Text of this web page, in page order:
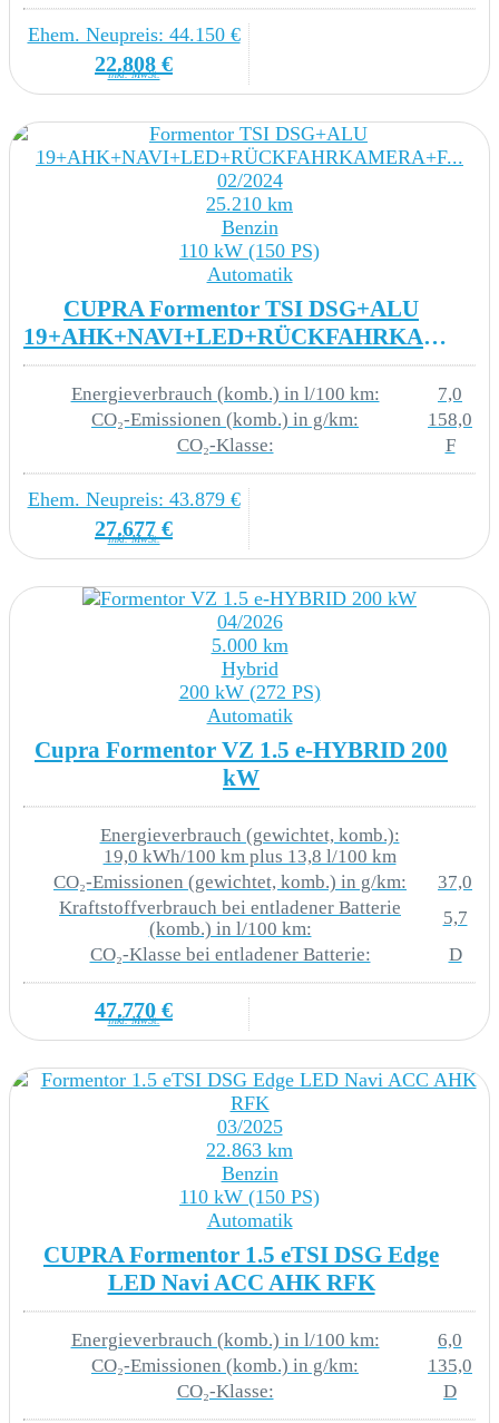
6-Gang-Automatikgetriebe A6
Abgaskonzept - WLTP3 M1 - N1-I//EU6EB
Dynamiklenkung
Dämpfung hinten
Hybrid-Antriebssystem PHEV
Intelligent Drive DQ (Automatikgetriebe)
Stabilisator hinten
Stabilisator vorn
Vier-Lenkerachse
Adaptive Fahrwerksregelung mit
kontinuierlicher Bedienung
E-Motor (Hybrid) Systemleistung 150KW
Aggr.0EC.A / 0EK.A
Einbau Differenzierung für GetriebeDQ400
Verbau der Startbatterie hinten - ohne zweite
Batterie
AUDIO & KOMMUNIKATION
Extern - USB Typ-C Datenbuchse(n) und
Navigationssystem
Digitaler Radioempfang
Komforttelefonie: Wireless Charging (fast
charge) ohne Aussenantennenanbindung
Lautsprecher - vorn und hinten
Navigationssystem (Baseline)
Optionsinfotainment (MIB3 MP) Ausf.2
Privater Notruf
Ehem. Neupreis: 44.150 €
22.808 €
inkl. MwSt.
02/2024
25.210 km
Benzin
110 kW (150 PS)
Automatik
CUPRA Formentor TSI DSG+ALU
19+AHK+NAVI+LED+RÜCKFAHRKAMERA+F...
Energieverbrauch (komb.) in l/100 km:
7,0
CO₂-Emissionen (komb.) in g/km:
158,0
CO₂-Klasse:
F
Ehem. Neupreis: 43.879 €
27.677 €
inkl. MwSt.
04/2026
5.000 km
Hybrid
200 kW (272 PS)
Automatik
Cupra Formentor VZ 1.5 e-HYBRID 200
kW
Energieverbrauch (gewichtet, komb.):
19,0 kWh/100 km plus 13,8 l/100 km
CO₂-Emissionen (gewichtet, komb.) in g/km:
37,0
Kraftstoffverbrauch bei entladener Batterie
(komb.) in l/100 km:
5,7
CO₂-Klasse bei entladener Batterie:
D
47.770 €
inkl. MwSt.
03/2025
22.863 km
Benzin
110 kW (150 PS)
Automatik
CUPRA Formentor 1.5 eTSI DSG Edge
LED Navi ACC AHK RFK
Energieverbrauch (komb.) in l/100 km:
6,0
CO₂-Emissionen (komb.) in g/km:
135,0
CO₂-Klasse:
D